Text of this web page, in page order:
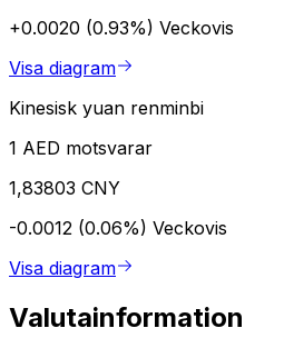
+0.0020 (0.93%) Veckovis
Visa diagram
Kinesisk yuan renminbi
1 AED motsvarar
1,83803 CNY
-0.0012 (0.06%) Veckovis
Visa diagram
Valutainformation